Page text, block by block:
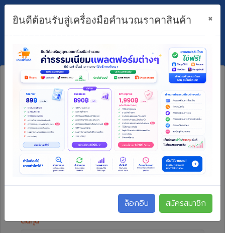
ขายเท่าไหร่ดี?
ไม่สามารถใช้งานได้ กรุณา
ล็อกอิน/สมัครสมาชิก
ราคาขาย
ต้นทุน
ยินดีต้อนรับสู่เครื่องมือคำนวณราคาสินค้า ×
ล็อกอิน สมัครสมาชิก